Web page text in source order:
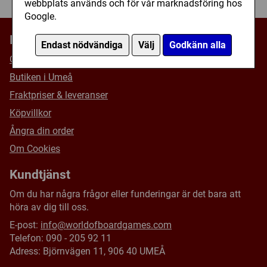
webbplats används och för vår marknadsföring hos
Google.
Endast nödvändiga Välj Godkänn alla
Information
Om oss
Butiken i Umeå
Fraktpriser & leveranser
Köpvillkor
Ångra din order
Om Cookies
Kundtjänst
Om du har några frågor eller funderingar är det bara att
höra av dig till oss.
E-post: info@worldofboardgames.com
Telefon: 090 - 205 92 11
Adress: Björnvägen 11, 906 40 UMEÅ